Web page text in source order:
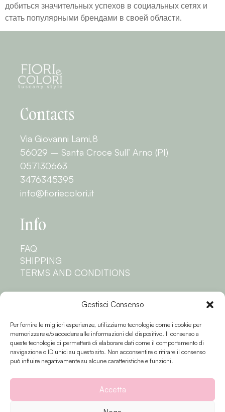
Gestisci Consenso
Per fornire le migliori esperienze, utilizziamo tecnologie come i cookie per
memorizzare e/o accedere alle informazioni del dispositivo. Il consenso a
queste tecnologie ci permetterà di elaborare dati come il comportamento di
navigazione o ID unici su questo sito. Non acconsentire o ritirare il consenso
può influire negativamente su alcune caratteristiche e funzioni.
Accetta
добиться значительных успехов в социальных сетях и
стать популярными брендами в своей области.
Contacts
Via Giovanni Lami,8
56029 – Santa Croce Sull’ Arno (PI)
057130663
3476345395
info@fioriecolori.it
Info
FAQ
SHIPPING
TERMS AND CONDITIONS
PRIVACY POLICY
COOKIE POLICY
Follow us